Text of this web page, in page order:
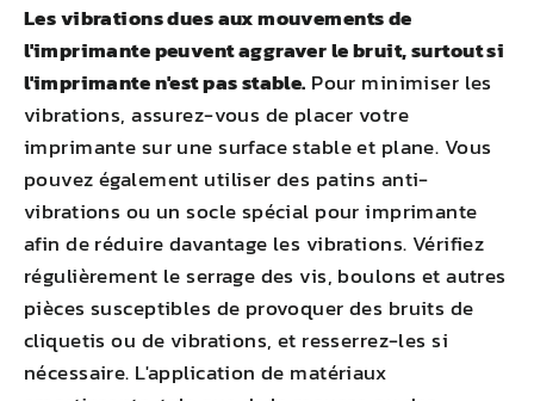
Les vibrations dues aux mouvements de
l'imprimante peuvent aggraver le bruit, surtout si
l'imprimante n'est pas stable. Pour minimiser les
vibrations, assurez-vous de placer votre
imprimante sur une surface stable et plane. Vous
pouvez également utiliser des patins anti-
vibrations ou un socle spécial pour imprimante
afin de réduire davantage les vibrations. Vérifiez
régulièrement le serrage des vis, boulons et autres
pièces susceptibles de provoquer des bruits de
cliquetis ou de vibrations, et resserrez-les si
nécessaire. L'application de matériaux